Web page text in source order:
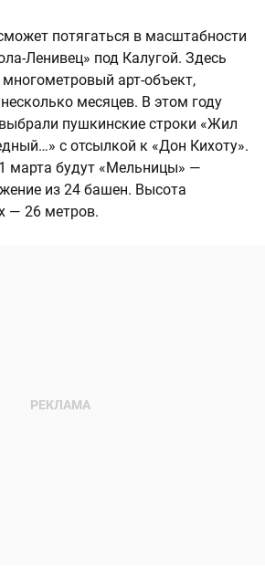
потягаться в масштабности
Ленивец» под Калугой. Здесь
арт-объект,
месяцев. В этом году
пушкинские строки «Жил
с отсылкой к «Дон Кихоту».
марта будут «Мельницы» —
из 24 башен. Высота
— 26 метров.